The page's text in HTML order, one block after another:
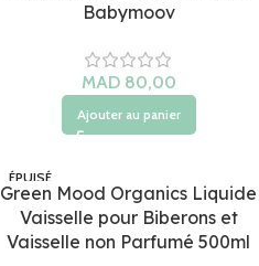
Babymoov
MAD
Ajouter au panier
ÉPUISÉ
Green Mood Organics Liquide
Vaisselle pour Biberons et
Vaisselle non Parfumé 500ml